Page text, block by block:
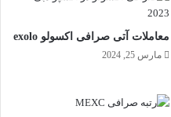
معاملات آتی صرافی اکسولو exolo
مارس 25, 2024